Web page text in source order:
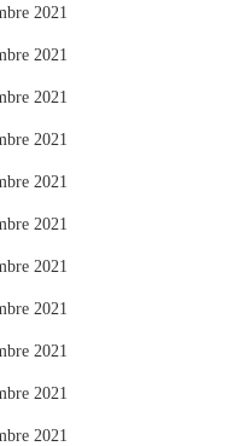
2021
2021
2021
2021
2021
2021
2021
2021
2021
2021
2021